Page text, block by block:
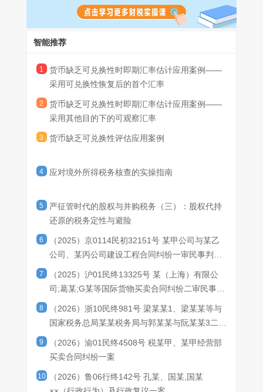
的，企业应当考虑包括但不限于以下所列的因素，以判断其他目的
下的可观察汇率是否满足货币缺乏可兑换性时即期汇率的估计要
求：一是是否存在多个可观察汇率。如存在多个可观察汇率，可能
表明这些汇率包含对出于特定目的取得另一种货币的“激励”或“惩
如企业能够取得的另一种货币仅限于有限用途(如进口紧急物资)，
则该汇率可能未反映当前主要经济状况;三是汇率的性质。相较于受
监管部门管制及其他经常性干预的汇率，可观察的自由浮动汇率更
能反映当前主要经济状况;四是汇率更新的频率。相较于长期不变的
可观察汇率，每日或以更高频率更新的可观察汇率更能反映当前主
要经济状况。
为有限用途，因此，甲公司认定基于其他目的下的可观察汇率能够
满足“如实反映在当前主要经济状况下市场参与者在计量日进行的有
序兑换交易所采用的汇率”的要求，甲公司在折算乙公司2X25年12
月31日的财务状况和2X25年度的经营成果时可采用该可观察汇率
务，也不存在其他能够产生可强制执行权利和义务的市场或兑换机
制。
情形一中，2X26年6月1日前，乙公司所在地的货币主管部门
提供L货币的官方兑换渠道，按照正常行政流程进行审核并完成兑
换为L货币的正常行政延迟。根据《企业会计准则解释第20号》，
在评估企业能够在“一定时间范围内”通过可在兑换交易中产生可强
币，前述一定时间范围允许因法律或监管规定、公共假期等实际因
素导致的兑换业务办理的正常延迟。因此，在满足《企业会计准则
解释第20号》其他相关评估要求的情况下，甲公司在提交申请后10
个工作日内能够取得L货币的，可认定M货币可兑换为L货币。
2X26年6月1日后，在乙公司所在地的货币主管部门暂停官方
兑换渠道期间，仅有零散中间商以非官方设定的汇率开展以M货币
义务，也不存在其他能够产生可强制执行权利和义务的市场或兑换
机制。根据《企业会计准则解释第20号》，在评估一种货币是否可
兑换为另一种货币时，应当仅考虑能够产生可强制执行权利和义务
的市场或兑换机制。本情形中由于在官方兑换渠道暂停期间，不存
司应当认定M货币不可兑换为L货币。
情形二中，甲公司仅可基于进口食品和药品的目的申请将P货
币兑换为L货币，而不能为变现或结算对丙公司的净投资申请兑换L
货币。根据《企业会计准则解释第20号》，在评估一种货币是否可
兑换为另一种货币时，对于境外经营财务状况和经营成果的折算，
投资。本情形中，由于甲公司不能基于变现或结算对丙公司净投资
智能推荐
1
货币缺乏可兑换性时即期汇率估计应用案例——
采用可兑换性恢复后的首个汇率
2
货币缺乏可兑换性时即期汇率估计应用案例——
采用其他目的下的可观察汇率
3 货币缺乏可兑换性评估应用案例
4 应对境外所得税务核查的实操指南
5
严征管时代的股权与并购税务（三）：股权代持
还原的税务定性与避险
6
（2025）京0114民初32151号 某甲公司与某乙
公司、某丙公司建设工程合同纠纷一审民事判决
7
（2025）沪01民终13325号 某（上海）有限公
司;葛某;G某等国际货物买卖合同纠纷二审民事判
8
（2026）浙10民终981号 梁某某1、梁某某等与
国家税务总局某某税务局与郭某某与阮某某3二审
9
（2026）渝01民终4508号 税某甲、某甲经营部
买卖合同纠纷一案
10
（2026）鲁06行终142号 孔某、国某,国某